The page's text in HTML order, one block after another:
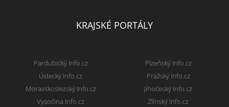
KRAJSKÉ PORTÁLY
Pardubický Info.cz
Ústecký Info.cz
Moravskoslezský Info.cz
Vysočina Info.cz
Plzeňský Info.cz
Pražský Info.cz
Jihočeský Info.cz
Zlínský Info.cz